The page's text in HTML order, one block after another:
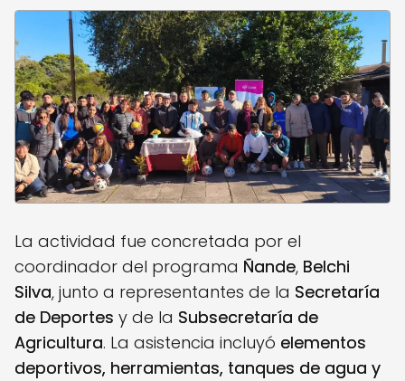
La actividad fue concretada por el
coordinador del programa Ñande, Belchi
Silva, junto a representantes de la Secretaría
de Deportes y de la Subsecretaría de
Agricultura. La asistencia incluyó elementos
deportivos, herramientas, tanques de agua y